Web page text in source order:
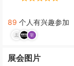
89 个人有兴趣参加
展会图片